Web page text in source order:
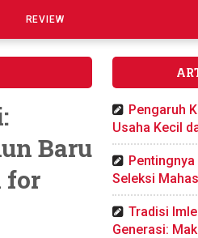
REVIEW
Baru
for
Pengaruh
Usaha Kecil
Pentingnya
Seleksi
Tradisi
Generasi: